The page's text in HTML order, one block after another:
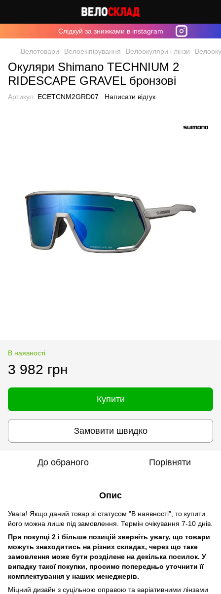
Cлідкуй за знижками в instagram
Велотовари Велоекіпірування Велоокуляри і лінзи
Окуляри Shimano TECHNIUM 2
RIDESCAPE GRAVEL бронзові
Артикул: ECETCNM2GRD07 Написати відгук
В наявності
3 982 грн
Купити
Замовити швидко
До обраного Порівняти
Опис
Увага! Якщо даний товар зі статусом "В наявності", то купити
його можна лише під замовлення. Термін очікування 7-10 днів.
При покупці 2 і більше позицій зверніть увагу, що товари
можуть знаходитись на різних складах, через що таке
замовлення може бути розділене на декілька посилок. У
випадку такої покупки, просимо попередньо уточнити її
комплектування у наших менеджерів.
Міцний дизайн з суцільною оправою та варіативними лінзами